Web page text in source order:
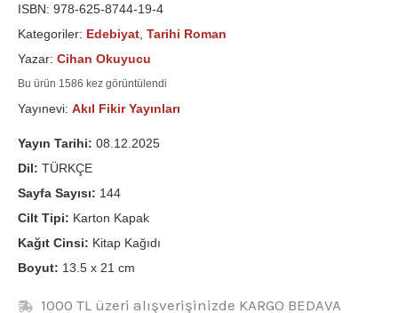
ISBN: 978-625-8744-19-4
Kategoriler: Edebiyat Tarihi Roman
Yazar: Cihan Okuyucu
Bu ürün 1586 kez görüntülendi
Yayınevi: Akıl Fikir Yayınları
Yayın Tarihi: 08.12.2025
Dil: TÜRKÇE
Sayfa Sayısı: 144
Cilt Tipi: Karton Kapak
Kağıt Cinsi: Kitap Kağıdı
Boyut: 13.5 x 21 cm
1000 TL üzeri alışverişinizde KARGO BEDAVA